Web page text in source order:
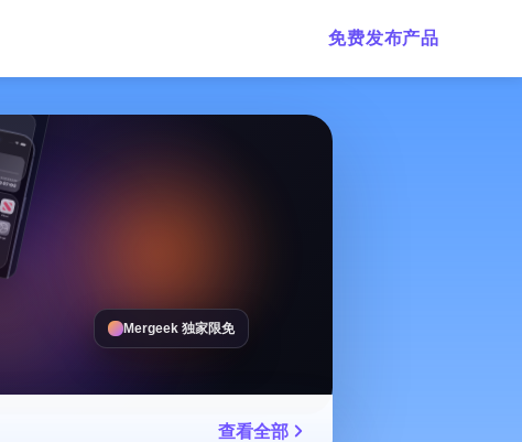
免费发布产品
Mergeek 独家限免
查看全部